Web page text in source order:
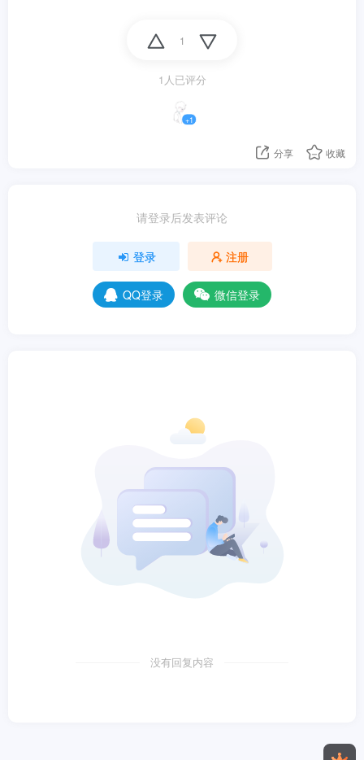
1
1人已评分
+1
分享 收藏
请登录后发表评论
登录 注册
QQ登录 微信登录
没有回复内容